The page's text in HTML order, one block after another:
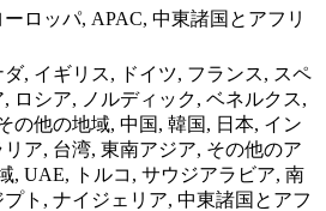
ロッパ, APAC, 中東諸国とアフリ
, イギリス, ドイツ, フランス, スペ
ロシア, ノルディック, ベネルクス,
の他の地域, 中国, 韓国, 日本, イン
リア, 台湾, 東南アジア, その他のア
, UAE, トルコ, サウジアラビア, 南
ト, ナイジェリア, 中東諸国とアフ